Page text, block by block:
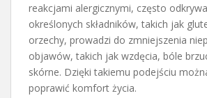
reakcjami alergicznymi, często
określonych składników, takich jak
orzechy, prowadzi do zmniejszenia
objawów, takich jak wzdęcia, bóle
skórne. Dzięki takiemu podejściu
poprawić komfort życia.